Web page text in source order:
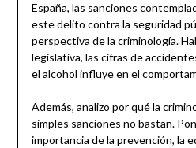
España, las sanciones
este delito contra la seguridad
perspectiva de la criminología.
legislativa, las cifras de
el alcohol influye en el
Además, analizo por qué la
simples sanciones no bastan.
importancia de la prevención, la